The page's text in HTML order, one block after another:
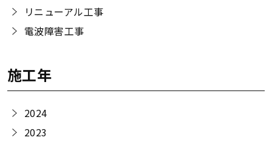
リニューアル工事
電波障害工事
施工年
2024
2023